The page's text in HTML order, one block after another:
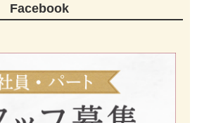
Facebook